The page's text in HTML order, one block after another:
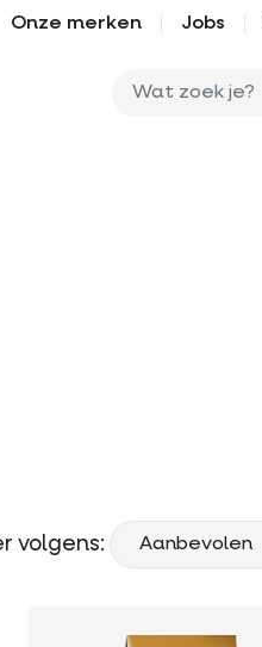
Onze merken Jobs
volgens: